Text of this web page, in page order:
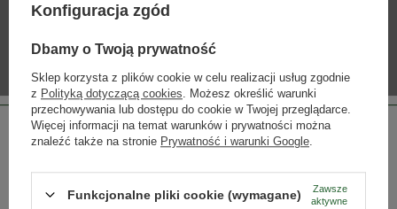
INNE PRODUKTY PRODUCENTA
Lista alkoholi producenta
Konfiguracja zgód
Dbamy o Twoją prywatność
Sklep korzysta z plików cookie w celu realizacji usług zgodnie
z Polityką dotyczącą cookies . Możesz określić warunki
przechowywania lub dostępu do cookie w Twojej przeglądarce.
Więcej informacji na temat warunków i prywatności można
znaleźć także na stronie Prywatność i warunki Google
Funkcjonalne pliki cookie (wymagane)
Zawsze
aktywne